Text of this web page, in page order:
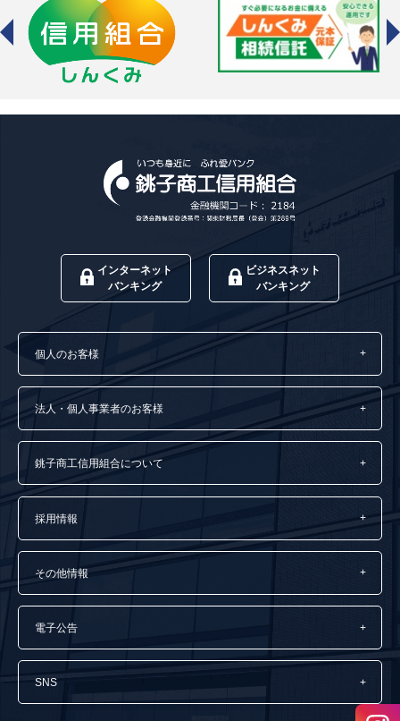
インターネット
バンキング
ビジネスネット
バンキング
個人のお客様
法人・個人事業者のお客様
銚子商工信用組合について
採用情報
その他情報
電子公告
SNS